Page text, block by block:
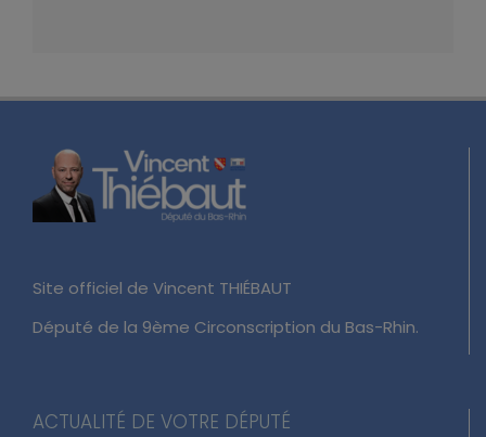
Site officiel de Vincent THIÉBAUT
Député de la 9ème Circonscription du Bas-Rhin.
ACTUALITÉ DE VOTRE DÉPUTÉ